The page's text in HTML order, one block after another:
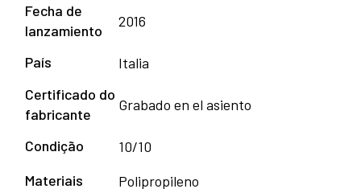
Fecha de
lanzamiento
2016
País
Italia
Certificado do
fabricante
Grabado en el asiento
Condição
10/10
Materiais
Polipropileno